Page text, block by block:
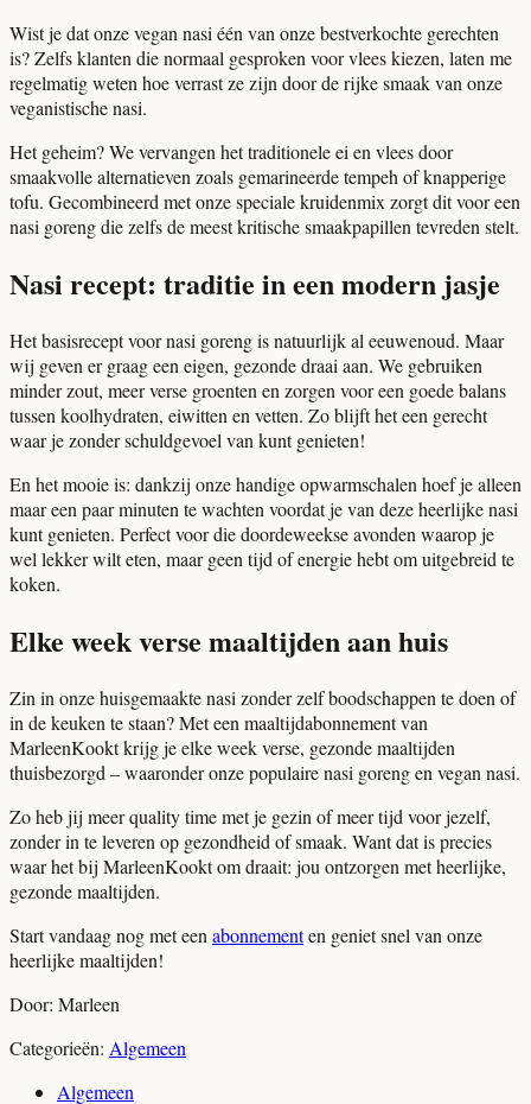
Wist je dat onze vegan nasi één van onze bestverkochte gerechten
is? Zelfs klanten die normaal gesproken voor vlees kiezen, laten me
regelmatig weten hoe verrast ze zijn door de rijke smaak van onze
veganistische nasi.
Het geheim? We vervangen het traditionele ei en vlees door
smaakvolle alternatieven zoals gemarineerde tempeh of knapperige
tofu. Gecombineerd met onze speciale kruidenmix zorgt dit voor een
nasi goreng die zelfs de meest kritische smaakpapillen tevreden stelt.
Nasi recept: traditie in een modern jasje
Het basisrecept voor nasi goreng is natuurlijk al eeuwenoud. Maar
wij geven er graag een eigen, gezonde draai aan. We gebruiken
minder zout, meer verse groenten en zorgen voor een goede balans
tussen koolhydraten, eiwitten en vetten. Zo blijft het een gerecht
waar je zonder schuldgevoel van kunt genieten!
En het mooie is: dankzij onze handige opwarmschalen hoef je alleen
maar een paar minuten te wachten voordat je van deze heerlijke nasi
kunt genieten. Perfect voor die doordeweekse avonden waarop je
wel lekker wilt eten, maar geen tijd of energie hebt om uitgebreid te
koken.
Elke week verse maaltijden aan huis
Zin in onze huisgemaakte nasi zonder zelf boodschappen te doen of
in de keuken te staan? Met een maaltijdabonnement van
MarleenKookt krijg je elke week verse, gezonde maaltijden
thuisbezorgd – waaronder onze populaire nasi goreng en vegan nasi.
Zo heb jij meer quality time met je gezin of meer tijd voor jezelf,
zonder in te leveren op gezondheid of smaak. Want dat is precies
waar het bij MarleenKookt om draait: jou ontzorgen met heerlijke,
gezonde maaltijden.
Start vandaag nog met een abonnementen geniet snel van onze
heerlijke maaltijden!
Door: Marleen
Categorieën: Algemeen
Algemeen